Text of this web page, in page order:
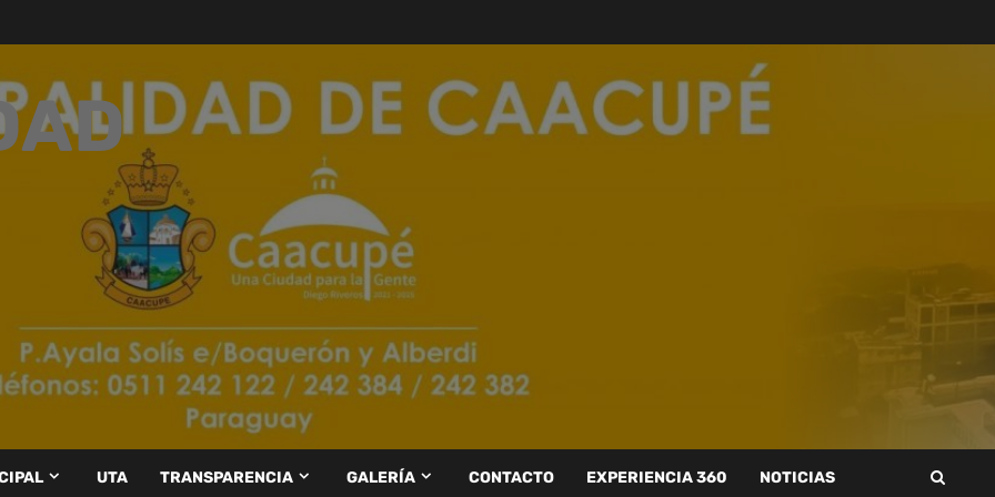
UTA TRANSPARENCIA GALERÍA CONTACTO EXPERIENCIA 360 NOTICIAS